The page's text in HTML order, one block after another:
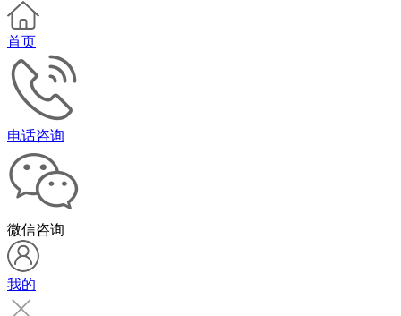
首页
电话咨询
微信咨询
我的